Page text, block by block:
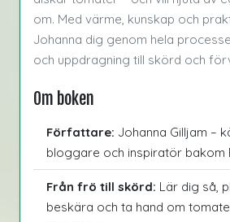
om. Med värme, kunskap och
Johanna dig genom hela
och uppdragning till skörd och
Om boken
Författare: Johanna Gilljam –
bloggare och inspiratör bakom
Från frö till skörd: Lär dig så,
beskära och ta hand om